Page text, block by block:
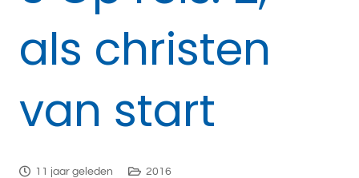
als christen
van start
11 jaar geleden 2016